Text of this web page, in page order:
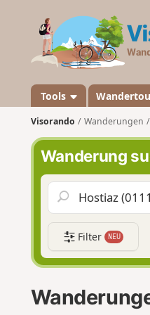
Tools
Visorando Wanderungen
Wanderung
Filter NEU